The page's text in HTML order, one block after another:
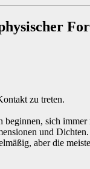
zu treten.
sich
und
aber die